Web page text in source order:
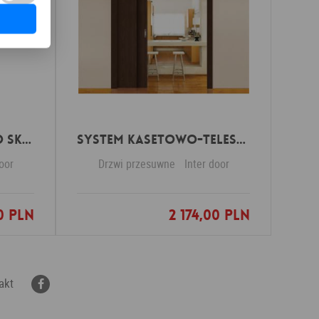
System kasetowy do skrzydeł drewnianych i tafli szklanych
PLN
System kasetowo-teleskopowy do skrzydeł drewnianych
Drzwi przesuwne Inter door
2 174,00 PLN
Dodaj do ulubionych